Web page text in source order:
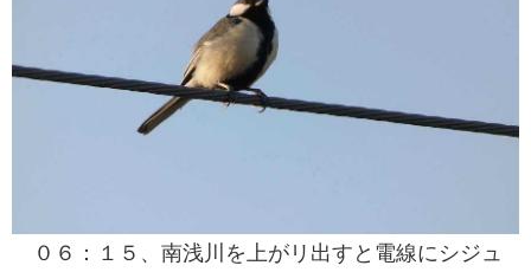
０６：１５、南浅川を上がリ出すと電線にシジュ